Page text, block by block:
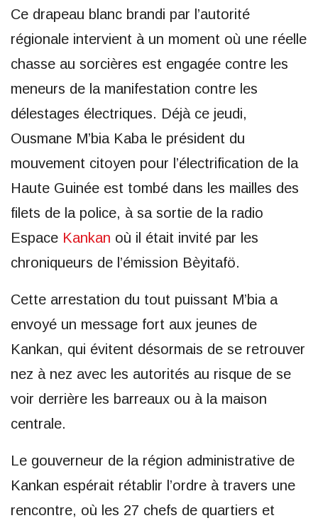
Ce drapeau blanc brandi par l’autorité
régionale intervient à un moment où une réelle
chasse au sorcières est engagée contre les
meneurs de la manifestation contre les
délestages électriques. Déjà ce jeudi,
Ousmane M’bia Kaba le président du
mouvement citoyen pour l’électrification de la
Haute Guinée est tombé dans les mailles des
filets de la police, à sa sortie de la radio
Espace Kankan où il était invité par les
chroniqueurs de l’émission Bèyitafö.
Cette arrestation du tout puissant M’bia a
envoyé un message fort aux jeunes de
Kankan, qui évitent désormais de se retrouver
nez à nez avec les autorités au risque de se
voir derrière les barreaux ou à la maison
centrale.
Le gouverneur de la région administrative de
Kankan espérait rétablir l’ordre à travers une
rencontre, où les 27 chefs de quartiers et